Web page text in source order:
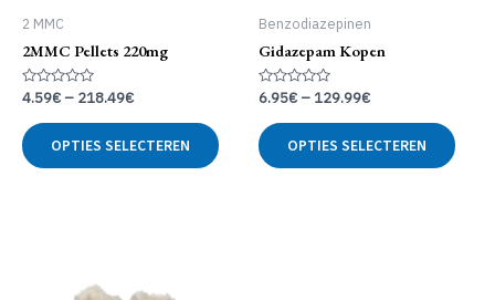
2 MMC
2MMC Pellets 220mg
Gewaardeerd
uit
5
4.59€ – 218.49€
OPTIES SELECTEREN
product
Benzodiazepinen
Gidazepam Kopen
Gewaardeerd
uit
5
6.95€ – 129.99€
OPTIES SELECTEREN